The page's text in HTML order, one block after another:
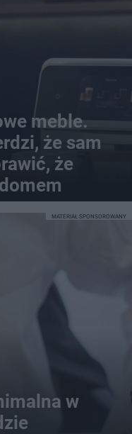
meble.
że sam
że
w
MATERIAŁ SPONSOROWANY